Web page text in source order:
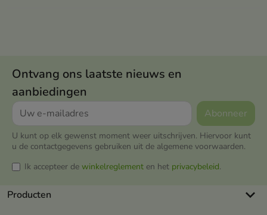
Ontvang ons laatste nieuws en
aanbiedingen
U kunt op elk gewenst moment weer uitschrijven. Hiervoor kunt
u de contactgegevens gebruiken uit de algemene voorwaarden.
Ik accepteer de winkelreglement en het privacybeleid.
Producten keyboard_arrow_down